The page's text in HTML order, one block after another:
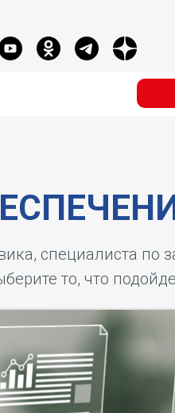
специалиста по
то, что